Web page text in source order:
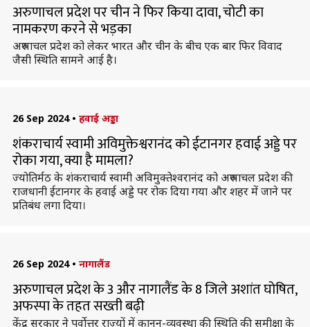
अरुणाचल प्रदेश पर चीन ने फिर किया दावा, चोटी का
नामकरण करने से भड़का
अरुणाचल प्रदेश को लेकर भारत और चीन के बीच एक बार फिर विवाद
जैसी स्थिति सामने आई है।
26 Sep 2024 • हवाई अड्डा
शंकराचार्य स्वामी अविमुक्तेश्वरानंद को ईटानगर हवाई अड्डे पर
रोका गया, क्या है मामला?
ज्योतिर्मठ के शंकराचार्य स्वामी अविमुक्तेश्वरानंद को अरुणाचल प्रदेश की
राजधानी ईटानगर के हवाई अड्डे पर रोक दिया गया और शहर में जाने पर
प्रतिबंध लगा दिया।
26 Sep 2024 • नागालैंड
अरुणाचल प्रदेश के 3 और नागालैंड के 8 जिले अशांत घोषित,
अफस्पा के तहत सख्ती बढ़ी
केंद्र सरकार ने पूर्वोत्तर राज्यों में कानून-व्यवस्था की स्थिति की समीक्षा के